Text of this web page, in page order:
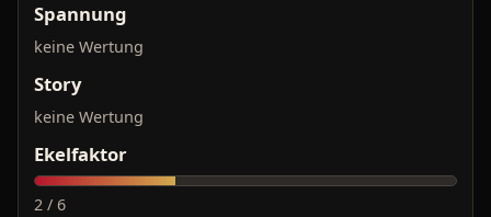
Spannung
keine Wertung
Story
keine Wertung
Ekelfaktor
2 / 6